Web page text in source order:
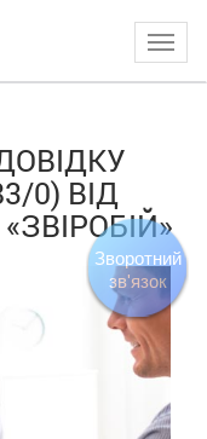
Зворотний
0) ВІД